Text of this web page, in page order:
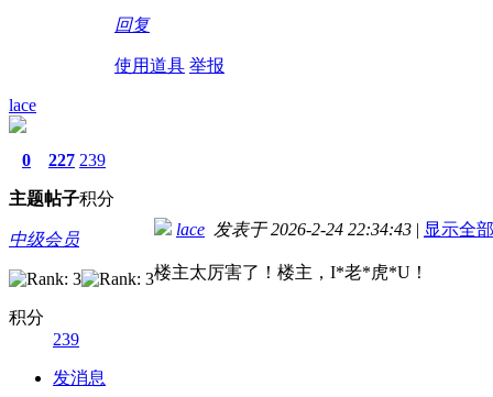
回复
使用道具 举报
lace
0
主题
227
帖子
239
积分
中级会员
积分
239
发消息
lace 发表于 2026-2-24 22:34:43 | 显示全
楼主太厉害了！楼主，I*老*虎*U！